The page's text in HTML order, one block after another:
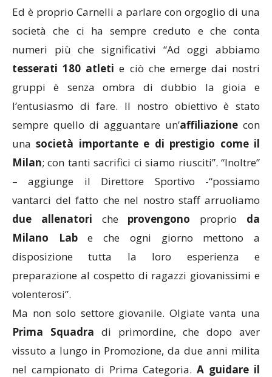
Ed è proprio Carnelli a parlare con orgoglio di una
società che ci ha sempre creduto e che conta
numeri più che significativi “Ad oggi abbiamo
tesserati 180 atleti e ciò che emerge dai nostri
gruppi è senza ombra di dubbio la gioia e
l’entusiasmo di fare. Il nostro obiettivo è stato
sempre quello di agguantare un’affiliazione con
unasocietà importante e di prestigio come il
Milan; con tanti sacrifici ci siamo riusciti”. “Inoltre”
– aggiunge il Direttore Sportivo -“possiamo
vantarci del fatto che nel nostro staff arruoliamo
due
allenatori che provengono proprio da
Milano Labe che ogni giorno mettono a
disposizione tutta la loro esperienza e
preparazione al cospetto di ragazzi giovanissimi e
volenterosi”.
Ma non solo settore giovanile. Olgiate vanta una
Prima Squadra di primordine, che dopo aver
vissuto a lungo in Promozione, da due anni milita
nel campionato di Prima Categoria.A guidare il